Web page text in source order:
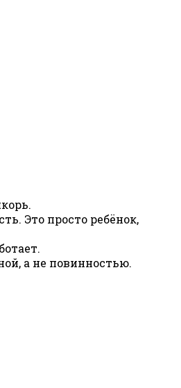
Это просто ребёнок,
а не повинностью.